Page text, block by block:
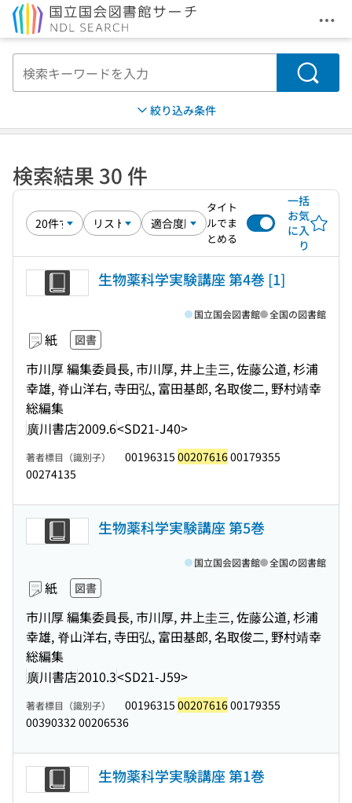
メ
検索
絞り込み条件
検索結果 30 件
タイト
ルでま
とめる
一括
お気
に入
り
生物薬科学実験講座 第4巻 [1]
紙 図書
市川厚 編集委員長, 市川厚, 井上圭三, 佐藤公道, 杉浦
幸雄, 脊山洋右, 寺田弘, 富田基郎, 名取俊二, 野村靖幸
総編集
廣川書店2009.6<SD21-J40>
国立国会図書館 全国の図書館
著者標目（識別子） 00196315 0020761600179355
00274135
生物薬科学実験講座 第5巻
紙 図書
市川厚 編集委員長, 市川厚, 井上圭三, 佐藤公道, 杉浦
幸雄, 脊山洋右, 寺田弘, 富田基郎, 名取俊二, 野村靖幸
総編集
廣川書店2010.3<SD21-J59>
国立国会図書館 全国の図書館
著者標目（識別子） 00196315 0020761600179355
00390332 00206536
生物薬科学実験講座 第1巻